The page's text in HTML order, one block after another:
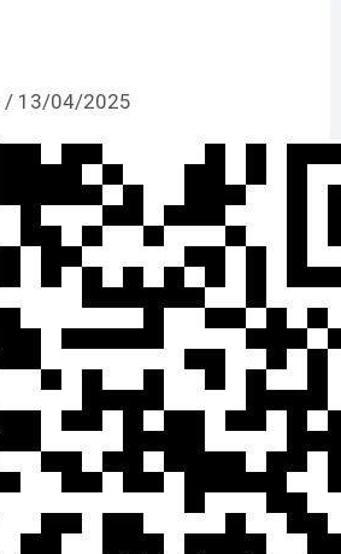
/ 13/04/2025